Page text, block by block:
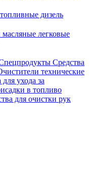
дизель
легковые
Средства
технические
ухода за
в топливо
для очистки рук